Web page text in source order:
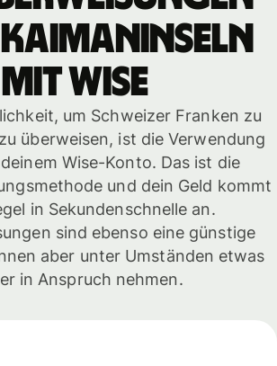
mit WISE
um Schweizer Franken zu
überweisen, ist die Verwendung
Wise-Konto. Das ist die
und dein Geld kommt
in Sekundenschnelle an.
sind ebenso eine günstige
aber unter Umständen etwas
in Anspruch nehmen.